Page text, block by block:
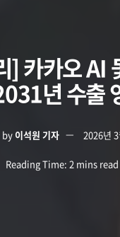
] 카카오 AI
년 수출
by 이석원 기자 2026년
Reading Time: 2 mins read